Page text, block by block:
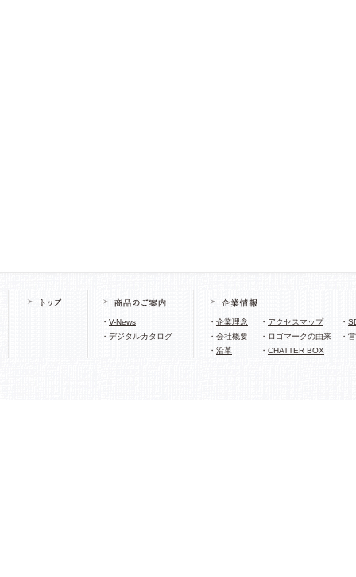
・ V-News
・ デジタルカタログ
・ 企業理念
・ 会社概要
・ 沿革
・ アクセスマップ
・ ロゴマークの由来
・ CHATTER BOX
・
・